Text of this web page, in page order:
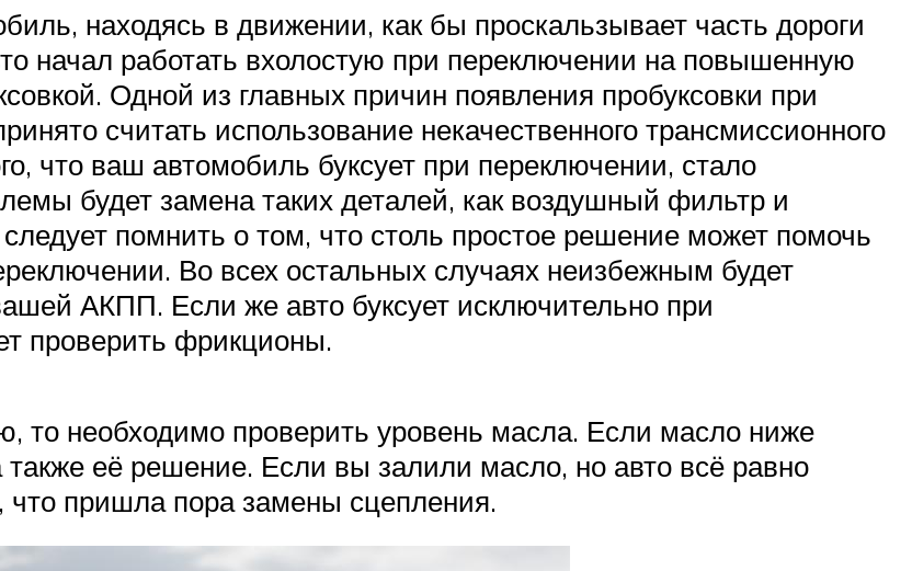
находясь в движении, как бы проскальзывает часть дороги
начал работать вхолостую при переключении на повышенную
Одной из главных причин появления пробуксовки при
считать использование некачественного трансмиссионного
что ваш автомобиль буксует при переключении, стало
будет замена таких деталей, как воздушный фильтр и
помнить о том, что столь простое решение может помочь
Во всех остальных случаях неизбежным будет
АКПП. Если же авто буксует исключительно при
проверить фрикционы.
то необходимо проверить уровень масла. Если масло ниже
её решение. Если вы залили масло, но авто всё равно
что пришла пора замены сцепления.